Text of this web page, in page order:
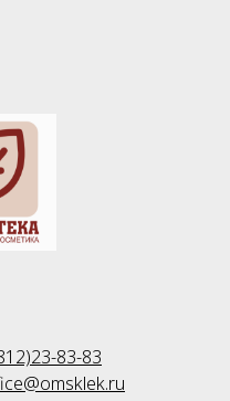
83-83